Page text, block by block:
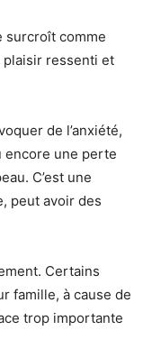
surcroît comme
plaisir ressenti et
de l’anxiété,
encore une perte
C’est une
peut avoir des
Certains
famille, à cause de
trop importante